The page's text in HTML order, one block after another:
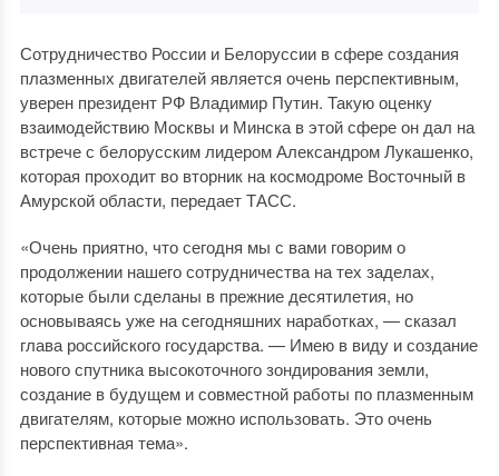
Сотрудничество России и Белоруссии в сфере создания
плазменных двигателей является очень перспективным,
уверен президент РФ Владимир Путин. Такую оценку
взаимодействию Москвы и Минска в этой сфере он дал на
встрече с белорусским лидером Александром Лукашенко,
которая проходит во вторник на космодроме Восточный в
Амурской области, передает ТАСС.
«Очень приятно, что сегодня мы с вами говорим о
продолжении нашего сотрудничества на тех заделах,
которые были сделаны в прежние десятилетия, но
основываясь уже на сегодняшних наработках, — сказал
глава российского государства. — Имею в виду и создание
нового спутника высокоточного зондирования земли,
создание в будущем и совместной работы по плазменным
двигателям, которые можно использовать. Это очень
перспективная тема».